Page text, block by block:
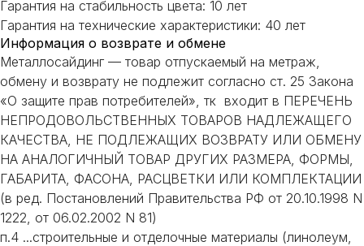
Гарантия на стабильность цвета: 10 лет
Гарантия на технические характеристики: 40 лет
Информация о возврате и обмене
Металлосайдинг — товар отпускаемый на метраж,
обмену и возврату не подлежит согласно ст. 25 Закона
«О защите прав потребителей», тк входит в ПЕРЕЧЕНЬ
НЕПРОДОВОЛЬСТВЕННЫХ ТОВАРОВ НАДЛЕЖАЩЕГО
КАЧЕСТВА, НЕ ПОДЛЕЖАЩИХ ВОЗВРАТУ ИЛИ ОБМЕНУ
НА АНАЛОГИЧНЫЙ ТОВАР ДРУГИХ РАЗМЕРА, ФОРМЫ,
ГАБАРИТА, ФАСОНА, РАСЦВЕТКИ ИЛИ КОМПЛЕКТАЦИИ
(в ред. Постановлений Правительства РФ от 20.10.1998 N
1222, от 06.02.2002 N 81)
п.4 ...строительные и отделочные материалы (линолеум,
НЕ НАШЛИ НУЖНОЕ
ИЛИ НУЖНА ПОМОЩЬ
С ВЫБОРОМ?
Наш менеджер готов ответить на
все вопросы. Свяжитесь по
телефону или заполните форму для
индивидуального подбора.